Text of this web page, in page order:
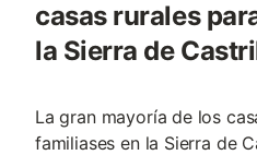
casas rurales
la Sierra de
La gran mayoría de los
familiases en la Sierra de